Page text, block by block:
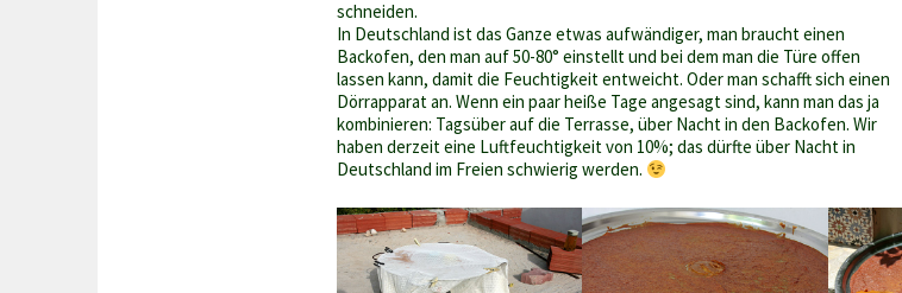
schneiden.
In Deutschland ist das Ganze etwas aufwändiger, man braucht einen
Backofen, den man auf 50-80° einstellt und bei dem man die Türe offen
lassen kann, damit die Feuchtigkeit entweicht. Oder man schafft sich einen
Dörrapparat an. Wenn ein paar heiße Tage angesagt sind, kann man das ja
kombinieren: Tagsüber auf die Terrasse, über Nacht in den Backofen. Wir
haben derzeit eine Luftfeuchtigkeit von 10%; das dürfte über Nacht in
Deutschland im Freien schwierig werden.